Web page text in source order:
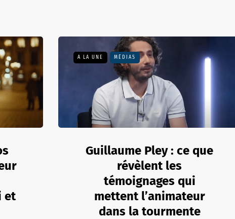
et
A LA UNE MÉDIAS
Guillaume Pley : ce que
révèlent les
témoignages qui
mettent l’animateur
dans la tourmente